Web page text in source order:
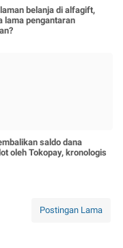
belanja di alfagift,
lama pengantaran
saldo dana
oleh Tokopay, kronologis
Postingan Lama